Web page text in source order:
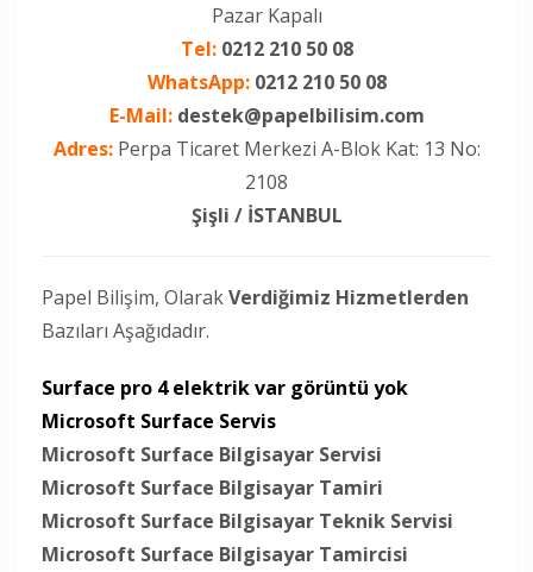
Pazar Kapalı
Tel:0212 210 50 08
WhatsApp: 0212 210 50 08
E-Mail: destek@papelbilisim.com
Adres:Perpa Ticaret Merkezi A-Blok Kat: 13 No:
2108
Şişli / İSTANBUL
Papel Bilişim, OlarakVerdiğimiz Hizmetlerden
Bazıları Aşağıdadır.
Surface pro 4 elektrik var görüntü yok
Microsoft Surface Servis
Microsoft Surface Bilgisayar Servisi
Microsoft Surface Bilgisayar Tamiri
Microsoft Surface Bilgisayar Teknik Servisi
Microsoft Surface Bilgisayar Tamircisi